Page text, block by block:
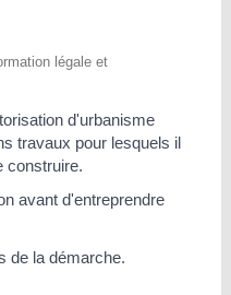
légale et
d'urbanisme
travaux pour lesquels il
construire.
avant d'entreprendre
de la démarche.